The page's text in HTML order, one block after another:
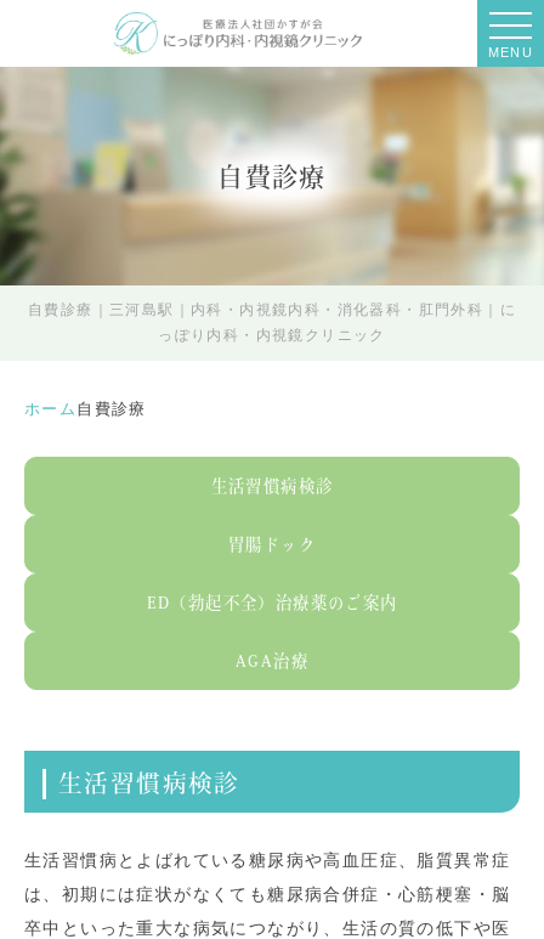
MENU
自費診療
自費診療｜三河島駅｜内科・内視鏡内科・消化器科・肛門外科｜に
っぽり内科・内視鏡クリニック
ホーム 自費診療
生活習慣病検診
胃腸ドック
ED（勃起不全）治療薬のご案内
AGA治療
生活習慣病検診
生活習慣病とよばれている糖尿病や高血圧症、脂質異常症
は、初期には症状がなくても糖尿病合併症・心筋梗塞・脳
卒中といった重大な病気につながり、生活の質の低下や医